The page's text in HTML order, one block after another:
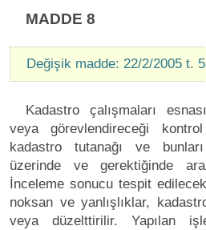
MADDE 8
Değişik madde: 22/2/2005 t.
Kadastro çalışmaları
veya görevlendireceği kontrol
kadastro tutanağı ve
üzerinde ve gerektiğinde
İnceleme sonucu tespit
noksan ve yanlışlıklar,
veya düzelttirilir. Yapılan